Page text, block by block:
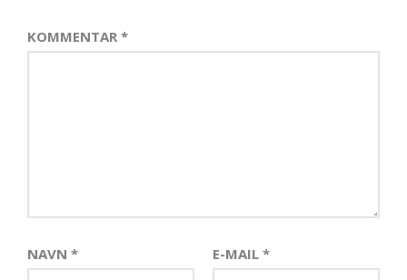
KOMMENTAR *
NAVN * E-MAIL *